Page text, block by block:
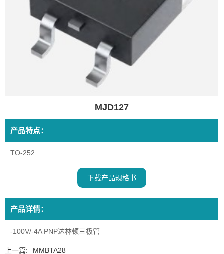
MJD127
产品特点：
TO-252
下载产品规格书
产品详情：
-100V/-4A PNP达林顿三极管
上一篇:
MMBTA28